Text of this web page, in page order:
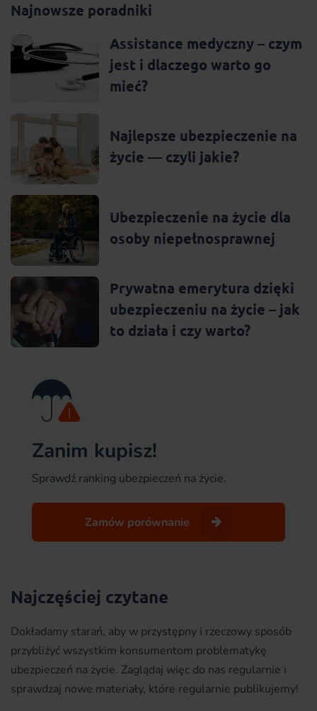
Najnowsze poradniki
Assistance medyczny – czym
jest i dlaczego warto go
mieć?
Najlepsze ubezpieczenie na
życie — czyli jakie?
Ubezpieczenie na życie dla
osoby niepełnosprawnej
Prywatna emerytura dzięki
ubezpieczeniu na życie – jak
to działa i czy warto?
Zanim kupisz!
Sprawdź ranking ubezpieczeń na życie.
Zamów porównanie
Najczęściej czytane
Dokładamy starań, aby w przystępny i rzeczowy sposób
przybliżyć wszystkim konsumentom problematykę
ubezpieczeń na życie. Zaglądaj więc do nas regularnie i
sprawdzaj nowe materiały, które regularnie publikujemy!